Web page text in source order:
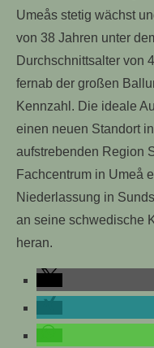
Umeås stetig wächst
von 38 Jahren unter
Durchschnittsalter von
fernab der großen
Kennzahl. Die ideale
einen neuen Standort
aufstrebenden Region
Fachcentrum in Umeå
Niederlassung in
an seine schwedische
heran.